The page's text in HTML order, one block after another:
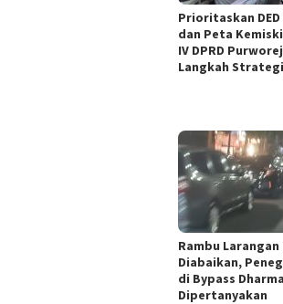
‎Prioritaskan DED
dan Peta
IV DPRD
Langkah
Rambu
Diabaikan,
di Bypass
Dipertanyakan